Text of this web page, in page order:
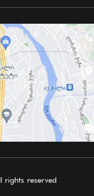
rights reserved